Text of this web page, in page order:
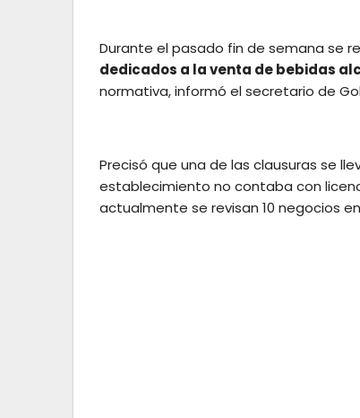
Durante el pasado fin de semana se
dedicados a la venta de bebidas
normativa, informó el secretario de
Precisó que una de las clausuras se
establecimiento no contaba con
actualmente se revisan 10 negocios